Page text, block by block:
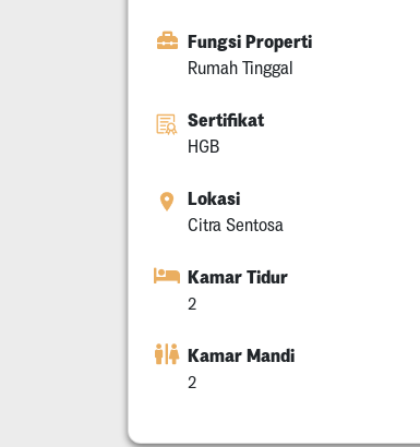
Fungsi Properti
Rumah Tinggal
Sertifikat
HGB
Lokasi
Citra Sentosa
Kamar Tidur
2
Kamar Mandi
2